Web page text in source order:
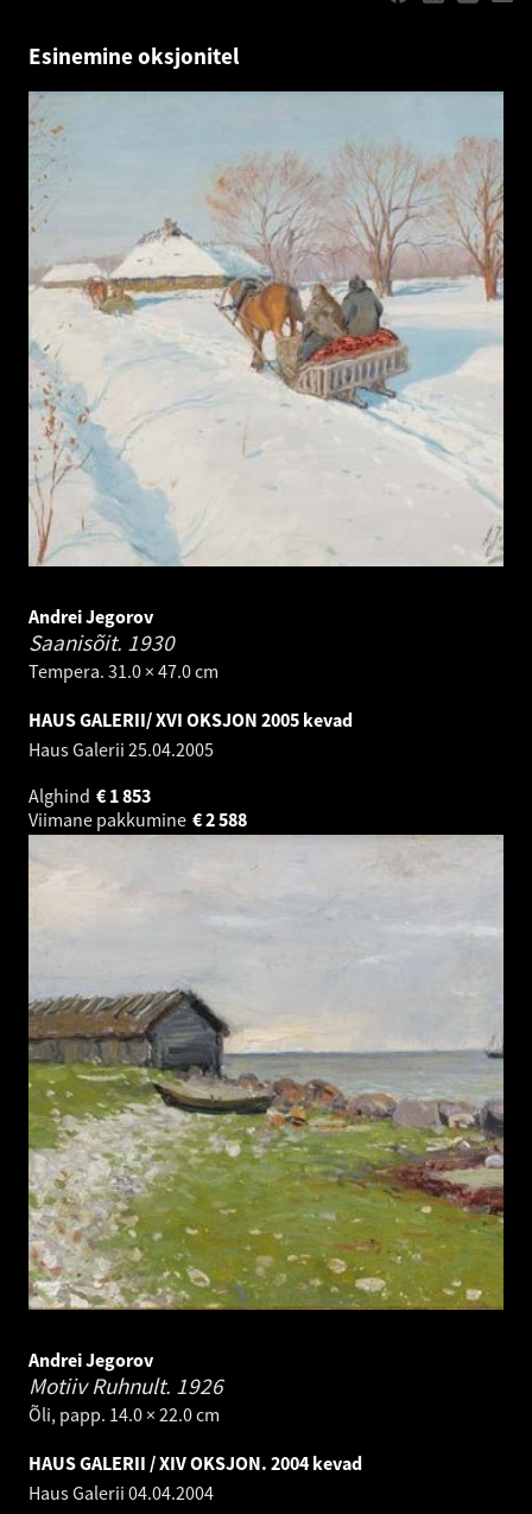
Esinemine oksjonitel
Andrei Jegorov
Saanisõit. 1930
Tempera. 31.0 × 47.0 cm
HAUS GALERII/ XVI OKSJON 2005 kevad
Haus Galerii 25.04.2005
Alghind
1 853
€
Viimane pakkumine
2 588
€
Andrei Jegorov
Motiiv Ruhnult. 1926
Õli, papp. 14.0 × 22.0 cm
HAUS GALERII / XIV OKSJON. 2004 kevad
Haus Galerii 04.04.2004